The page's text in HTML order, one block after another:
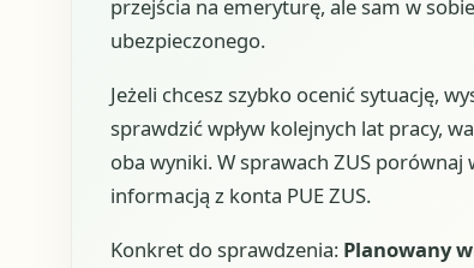
przejścia na emeryturę, ale sam w
ubezpieczonego.
Jeżeli chcesz szybko ocenić sytuację,
sprawdzić wpływ kolejnych lat pracy,
oba wyniki. W sprawach ZUS
informacją z konta PUE ZUS.
Konkret do sprawdzenia: Planowany